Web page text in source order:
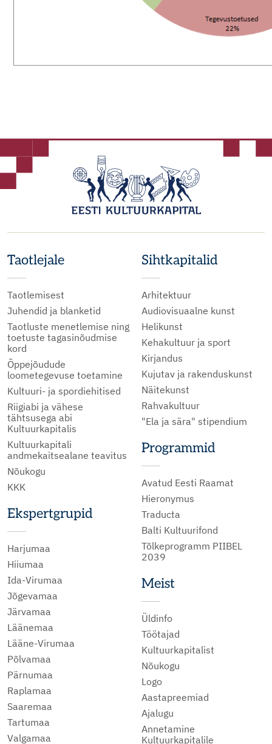
Taotlejale
Taotlemisest
Juhendid ja blanketid
Taotluste menetlemise ning
toetuste tagasinõudmise
kord
Õppejõudude
loometegevuse toetamine
Kultuuri- ja spordiehitised
Riigiabi ja vähese
tähtsusega abi
Kultuurkapitalis
Kultuurkapitali
andmekaitsealane teavitus
Nõukogu
KKK
Sihtkapitalid
Arhitektuur
Audiovisuaalne kunst
Helikunst
Kehakultuur ja sport
Kirjandus
Kujutav ja rakenduskunst
Näitekunst
Rahvakultuur
"Ela ja sära" stipendium
Ekspertgrupid
Harjumaa
Hiiumaa
Ida-Virumaa
Jõgevamaa
Järvamaa
Läänemaa
Lääne-Virumaa
Põlvamaa
Pärnumaa
Raplamaa
Saaremaa
Tartumaa
Valgamaa
Programmid
Avatud Eesti Raamat
Hieronymus
Traducta
Balti Kultuurifond
Tõlkeprogramm PIIBEL
2039
Meist
Üldinfo
Töötajad
Kultuurkapitalist
Nõukogu
Logo
Aastapreemiad
Ajalugu
Annetamine
Kultuurkapitalile